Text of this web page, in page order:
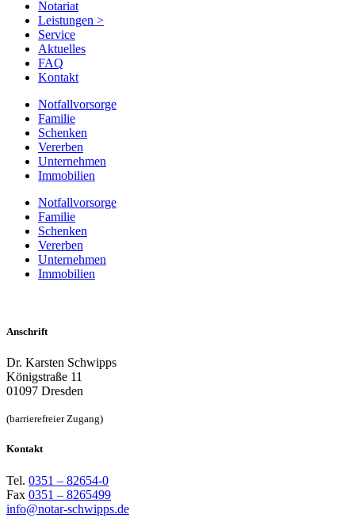
Notariat
Leistungen >
Service
Aktuelles
FAQ
Kontakt
Notfallvorsorge
Familie
Schenken
Vererben
Unternehmen
Immobilien
Notfallvorsorge
Familie
Schenken
Vererben
Unternehmen
Immobilien
Anschrift
Dr. Karsten Schwipps
Königstraße 11
01097 Dresden
(barrierefreier Zugang)
Kontakt
Tel. 0351 – 82654-0
Fax 0351 – 8265499
info@notar-schwipps.de